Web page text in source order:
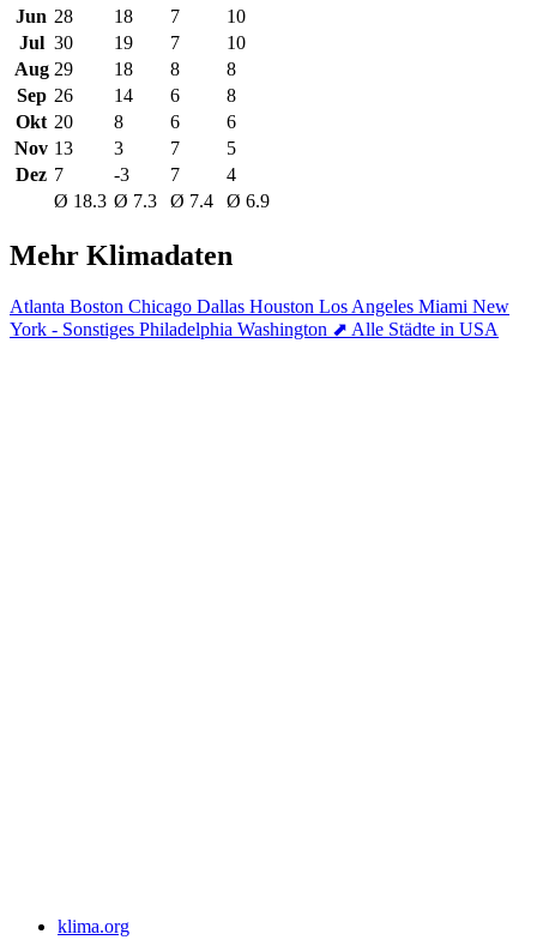
Jun 28 18 7
10
Jul 30 19 7
10
Aug 29 18 8
8
Sep 26 14 6
8
Okt 20 8 6
6
Nov 13 3 7
5
Dez 7 -3 7
4
Ø 18.3 Ø 7.3 Ø 7.4 Ø 6.9
Mehr Klimadaten
Atlanta Boston Chicago Dallas Houston Los Angeles Miami New
York - Sonstiges Philadelphia Washington ⬈ Alle Städte in USA
klima.org